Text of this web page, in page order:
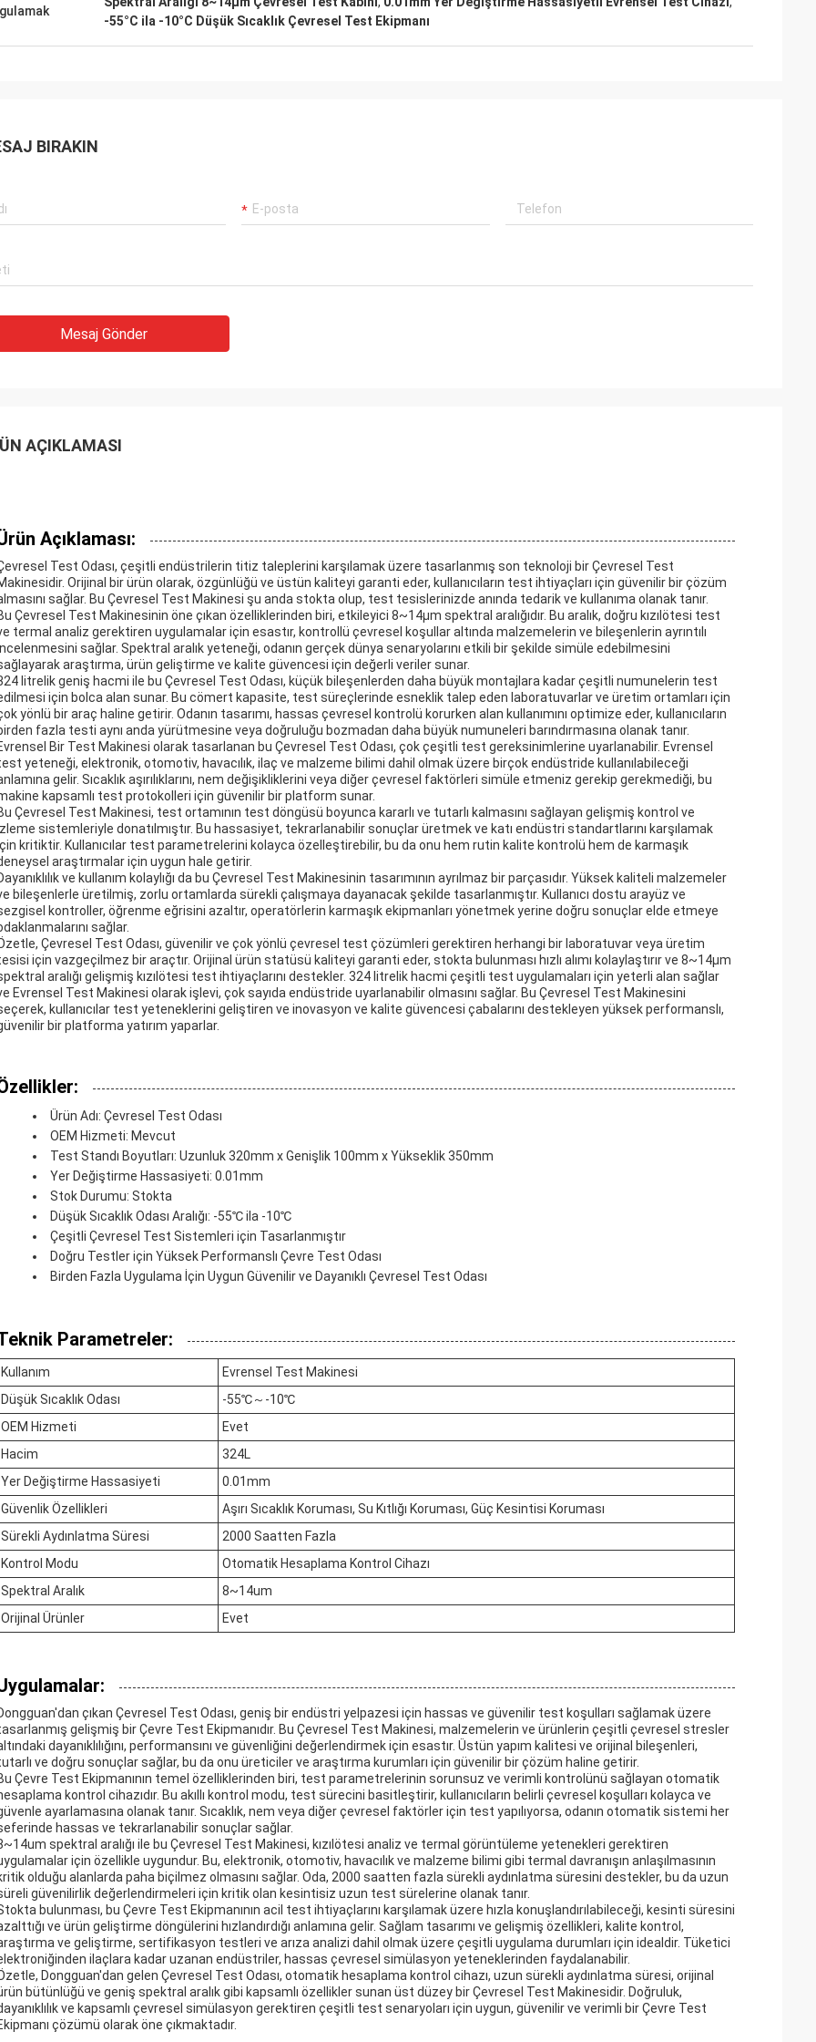
olarak, malların
çok dikkatlidir, her ürün
kurulum ve operasyon eğitimi rehberlik için
gitti. ekipmanla ilgili deneyimlerimizle
-55°C ila -10°C Düşük Sıcaklık Çevresel Test Ekipmanı
BIRAKIN
Mesaj Gönder
AÇIKLAMASI
Açıklaması:
Test Odası, çeşitli endüstrilerin titiz taleplerini karşılamak üzere tasarlanmış son teknoloji bir Çevresel Test
Orijinal bir ürün olarak, özgünlüğü ve üstün kaliteyi garanti eder, kullanıcıların test ihtiyaçları için güvenilir bir çözüm
sağlar. Bu Çevresel Test Makinesi şu anda stokta olup, test tesislerinizde anında tedarik ve kullanıma olanak tanır.
Çevresel Test Makinesinin öne çıkan özelliklerinden biri, etkileyici 8~14μm spektral aralığıdır. Bu aralık, doğru kızılötesi test
termal analiz gerektiren uygulamalar için esastır, kontrollü çevresel koşullar altında malzemelerin ve bileşenlerin ayrıntılı
sağlar. Spektral aralık yeteneği, odanın gerçek dünya senaryolarını etkili bir şekilde simüle edebilmesini
araştırma, ürün geliştirme ve kalite güvencesi için değerli veriler sunar.
litrelik geniş hacmi ile bu Çevresel Test Odası, küçük bileşenlerden daha büyük montajlara kadar çeşitli numunelerin test
için bolca alan sunar. Bu cömert kapasite, test süreçlerinde esneklik talep eden laboratuvarlar ve üretim ortamları için
yönlü bir araç haline getirir. Odanın tasarımı, hassas çevresel kontrolü korurken alan kullanımını optimize eder, kullanıcıların
fazla testi aynı anda yürütmesine veya doğruluğu bozmadan daha büyük numuneleri barındırmasına olanak tanır.
Bir Test Makinesi olarak tasarlanan bu Çevresel Test Odası, çok çeşitli test gereksinimlerine uyarlanabilir. Evrensel
yeteneği, elektronik, otomotiv, havacılık, ilaç ve malzeme bilimi dahil olmak üzere birçok endüstride kullanılabileceği
gelir. Sıcaklık aşırılıklarını, nem değişikliklerini veya diğer çevresel faktörleri simüle etmeniz gerekip gerekmediği, bu
kapsamlı test protokolleri için güvenilir bir platform sunar.
Çevresel Test Makinesi, test ortamının test döngüsü boyunca kararlı ve tutarlı kalmasını sağlayan gelişmiş kontrol ve
sistemleriyle donatılmıştır. Bu hassasiyet, tekrarlanabilir sonuçlar üretmek ve katı endüstri standartlarını karşılamak
kritiktir. Kullanıcılar test parametrelerini kolayca özelleştirebilir, bu da onu hem rutin kalite kontrolü hem de karmaşık
araştırmalar için uygun hale getirir.
ve kullanım kolaylığı da bu Çevresel Test Makinesinin tasarımının ayrılmaz bir parçasıdır. Yüksek kaliteli malzemeler
bileşenlerle üretilmiş, zorlu ortamlarda sürekli çalışmaya dayanacak şekilde tasarlanmıştır. Kullanıcı dostu arayüz ve
kontroller, öğrenme eğrisini azaltır, operatörlerin karmaşık ekipmanları yönetmek yerine doğru sonuçlar elde etmeye
sağlar.
Çevresel Test Odası, güvenilir ve çok yönlü çevresel test çözümleri gerektiren herhangi bir laboratuvar veya üretim
için vazgeçilmez bir araçtır. Orijinal ürün statüsü kaliteyi garanti eder, stokta bulunması hızlı alımı kolaylaştırır ve 8~14μm
aralığı gelişmiş kızılötesi test ihtiyaçlarını destekler. 324 litrelik hacmi çeşitli test uygulamaları için yeterli alan sağlar
Evrensel Test Makinesi olarak işlevi, çok sayıda endüstride uyarlanabilir olmasını sağlar. Bu Çevresel Test Makinesini
kullanıcılar test yeteneklerini geliştiren ve inovasyon ve kalite güvencesi çabalarını destekleyen yüksek performanslı,
bir platforma yatırım yaparlar.
Ürün Adı: Çevresel Test Odası
OEM Hizmeti: Mevcut
Test Standı Boyutları: Uzunluk 320mm x Genişlik 100mm x Yükseklik 350mm
Yer Değiştirme Hassasiyeti: 0.01mm
Stok Durumu: Stokta
Düşük Sıcaklık Odası Aralığı: -55℃ ila -10℃
Çeşitli Çevresel Test Sistemleri için Tasarlanmıştır
Doğru Testler için Yüksek Performanslı Çevre Test Odası
Birden Fazla Uygulama İçin Uygun Güvenilir ve Dayanıklı Çevresel Test Odası
Parametreler:
Kullanım
Evrensel Test Makinesi
Düşük Sıcaklık Odası
-55℃～-10℃
OEM Hizmeti
Evet
Hacim
324L
Yer Değiştirme Hassasiyeti
0.01mm
Güvenlik Özellikleri
Aşırı Sıcaklık Koruması, Su Kıtlığı Koruması, Güç Kesintisi Koruması
Sürekli Aydınlatma Süresi
2000 Saatten Fazla
Kontrol Modu
Otomatik Hesaplama Kontrol Cihazı
Spektral Aralık
8~14um
Orijinal Ürünler
Evet
çıkan Çevresel Test Odası, geniş bir endüstri yelpazesi için hassas ve güvenilir test koşulları sağlamak üzere
gelişmiş bir Çevre Test Ekipmanıdır. Bu Çevresel Test Makinesi, malzemelerin ve ürünlerin çeşitli çevresel stresler
dayanıklılığını, performansını ve güvenliğini değerlendirmek için esastır. Üstün yapım kalitesi ve orijinal bileşenleri,
ve doğru sonuçlar sağlar, bu da onu üreticiler ve araştırma kurumları için güvenilir bir çözüm haline getirir.
Çevre Test Ekipmanının temel özelliklerinden biri, test parametrelerinin sorunsuz ve verimli kontrolünü sağlayan otomatik
kontrol cihazıdır. Bu akıllı kontrol modu, test sürecini basitleştirir, kullanıcıların belirli çevresel koşulları kolayca ve
ayarlamasına olanak tanır. Sıcaklık, nem veya diğer çevresel faktörler için test yapılıyorsa, odanın otomatik sistemi her
hassas ve tekrarlanabilir sonuçlar sağlar.
spektral aralığı ile bu Çevresel Test Makinesi, kızılötesi analiz ve termal görüntüleme yetenekleri gerektiren
için özellikle uygundur. Bu, elektronik, otomotiv, havacılık ve malzeme bilimi gibi termal davranışın anlaşılmasının
olduğu alanlarda paha biçilmez olmasını sağlar. Oda, 2000 saatten fazla sürekli aydınlatma süresini destekler, bu da uzun
güvenilirlik değerlendirmeleri için kritik olan kesintisiz uzun test sürelerine olanak tanır.
bulunması, bu Çevre Test Ekipmanının acil test ihtiyaçlarını karşılamak üzere hızla konuşlandırılabileceği, kesinti süresini
ve ürün geliştirme döngülerini hızlandırdığı anlamına gelir. Sağlam tasarımı ve gelişmiş özellikleri, kalite kontrol,
ve geliştirme, sertifikasyon testleri ve arıza analizi dahil olmak üzere çeşitli uygulama durumları için idealdir. Tüketici
ilaçlara kadar uzanan endüstriler, hassas çevresel simülasyon yeteneklerinden faydalanabilir.
Dongguan'dan gelen Çevresel Test Odası, otomatik hesaplama kontrol cihazı, uzun sürekli aydınlatma süresi, orijinal
bütünlüğü ve geniş spektral aralık gibi kapsamlı özellikler sunan üst düzey bir Çevresel Test Makinesidir. Doğruluk,
ve kapsamlı çevresel simülasyon gerektiren çeşitli test senaryoları için uygun, güvenilir ve verimli bir Çevre Test
çözümü olarak öne çıkmaktadır.